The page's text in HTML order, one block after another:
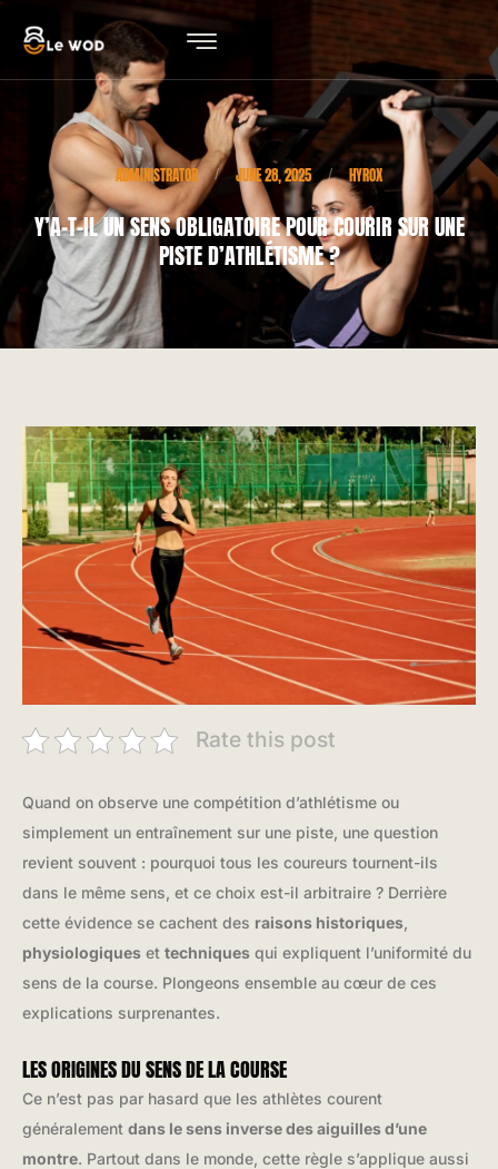
ADMINISTRATOR / JUNE 28, 2025 / HYROX
Y’A-T-IL UN SENS OBLIGATOIRE POUR COURIR SUR UNE
PISTE D’ATHLÉTISME ?
Rate this post
Quand on observe une compétition d’athlétisme ou
simplement un entraînement sur une piste, une question
revient souvent : pourquoi tous les coureurs tournent-ils
dans le même sens, et ce choix est-il arbitraire ? Derrière
cette évidence se cachent des raisons historiques
physiologiques et techniques qui expliquent l’uniformité du
sens de la course. Plongeons ensemble au cœur de ces
explications surprenantes.
LES ORIGINES DU SENS DE LA COURSE
Ce n’est pas par hasard que les athlètes courent
généralement dans le sens inverse des aiguilles d’une
montre. Partout dans le monde, cette règle s’applique aussi